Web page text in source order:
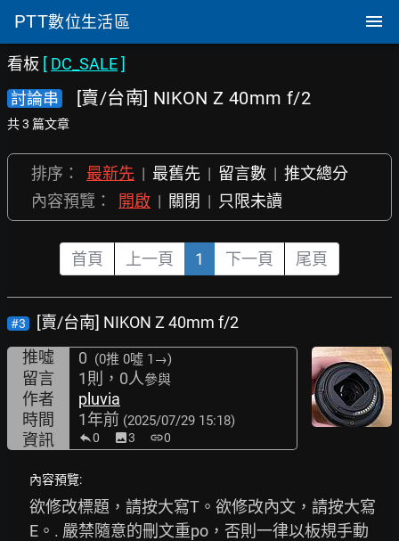
PTT數位生活區
看板 [ DC_SALE]
討論串
[賣/台南] NIKON Z 40mm f/2
共 3 篇文章
排序： 最新先 | 最舊先 | 留言數 | 推文總分
內容預覽：
開啟 | 關閉 | 只限未讀
首頁 上一頁 1 下一頁 尾頁
#3
[賣/台南] NIKON Z 40mm f/2
推噓
0 (0推 0噓 1→)
留言 1則，0人參與
作者
pluvia
時間
1年前 (2025/07/29 15:18)
資訊 0 image3 link0
內容預覽:
欲修改標題，請按大寫T。欲修改內文，請按大寫
E。. 嚴禁隨意的刪文重po，否則一律以板規手動